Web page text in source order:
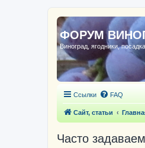
ФОРУМ
Виноград, ягодники,
Ссылки FAQ
Сайт, статьи
Часто